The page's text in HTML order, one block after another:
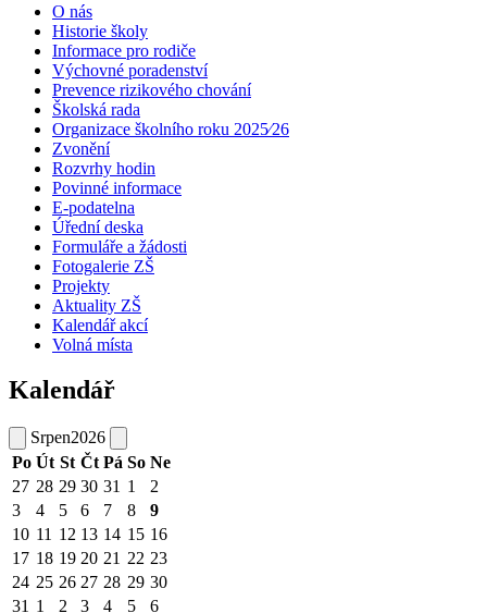
O nás
Historie školy
Informace pro rodiče
Výchovné poradenství
Prevence rizikového chování
Školská rada
Organizace školního roku 2025⁄26
Zvonění
Rozvrhy hodin
Povinné informace
E-podatelna
Úřední deska
Formuláře a žádosti
Fotogalerie ZŠ
Projekty
Aktuality ZŠ
Kalendář akcí
Volná místa
Kalendář
Srpen2026
Po Út St Čt Pá So Ne
27 28 29 30 31 1
2
3
4 5 6 7 8
9
10 11 12 13 14 15 16
17 18 19 20 21 22 23
24 25 26 27 28 29 30
31 1 2 3 4 5 6